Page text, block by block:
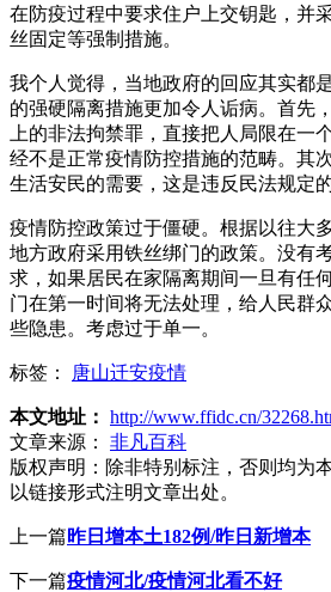
在防疫过程中要求住户上交钥匙，并
丝固定等强制措施。
我个人觉得，当地政府的回应其实都
的强硬隔离措施更加令人诟病。首先
上的非法拘禁罪，直接把人局限在一
经不是正常疫情防控措施的范畴。其
生活安民的需要，这是违反民法规定的
疫情防控政策过于僵硬。根据以往大
地方政府采用铁丝绑门的政策。没有
求，如果居民在家隔离期间一旦有任
门在第一时间将无法处理，给人民群
些隐患。考虑过于单一。
标签： 唐山迁安疫情
本文地址： http://www.ffidc.cn/
文章来源：
非凡百科
版权声明： 除非特别标注，否则均为
以链接形式注明文章出处。
上一篇昨日增本土182例/昨日新增本
下一篇疫情河北/疫情河北看不好